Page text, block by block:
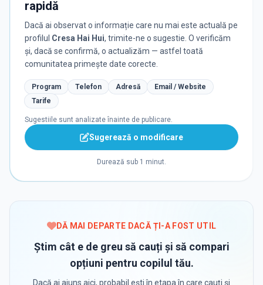
rapidă
Dacă ai observat o informație care nu mai este actuală pe
profilul Cresa Hai Hui, trimite-ne o sugestie. O verificăm
și, dacă se confirmă, o actualizăm — astfel toată
comunitatea primește date corecte.
Program Telefon Adresă
Email / Website
Tarife
Sugestiile sunt analizate înainte de publicare.
Sugerează o modificare
Durează sub 1 minut.
DĂ MAI DEPARTE DACĂ ȚI-A FOST UTIL
Știm cât e de greu să cauți și să compari
opțiuni pentru copilul tău.
Dacă ai ajuns aici, probabil ești în etapa în care cauți și